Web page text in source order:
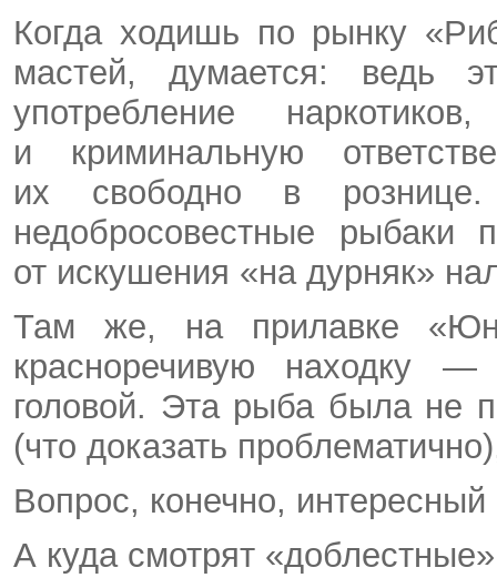
Когда ходишь по рынку
мастей, думается: ведь
употребление
и криминальную
их свободно в
недобросовестные рыбаки
от искушения «на дурняк»
Там же, на прилавке
красноречивую находку
головой. Эта рыба была не
(что доказать
Вопрос, конечно, интересный
А куда смотрят